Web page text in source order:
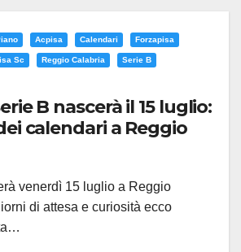
Acpisa Calendari Forzapisa
Sc Reggio Calabria Serie B
B nascerà il 15 luglio:
calendari a Reggio
venerdì 15 luglio a Reggio
di attesa e curiosità ecco